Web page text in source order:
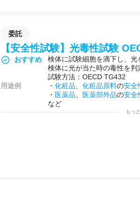
委託
【安全性試験】光毒性試験
おすすめ
検体に試験細胞を滴下し、
検体に光が当た時の毒性を判
試験方法：OECD TG432
用途例
・化粧品 、化粧品原料の安全
・ 医薬品 医薬部外品の安全
など
もっ